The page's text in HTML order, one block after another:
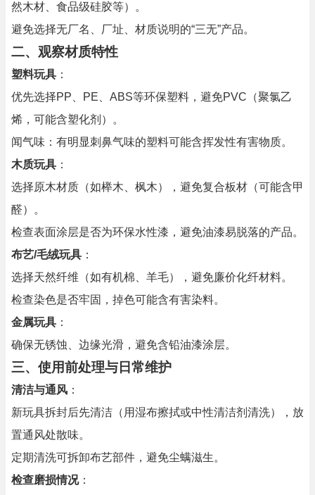
然木材、食品级硅胶等）。
避免选择无厂名、厂址、材质说明的“三无”产品。
二、观察材质特性
塑料玩具 ：
优先选择PP、PE、ABS等环保塑料，避免PVC（聚氯乙
烯，可能含塑化剂）。
闻气味：有明显刺鼻气味的塑料可能含挥发性有害物质。
木质玩具 ：
选择原木材质（如榉木、枫木），避免复合板材（可能含甲
醛）。
检查表面涂层是否为环保水性漆，避免油漆易脱落的产品。
布艺/毛绒玩具 ：
选择天然纤维（如有机棉、羊毛），避免廉价化纤材料。
检查染色是否牢固，掉色可能含有害染料。
金属玩具 ：
确保无锈蚀、边缘光滑，避免含铅油漆涂层。
三、使用前处理与日常维护
清洁与通风 ：
新玩具拆封后先清洁（用湿布擦拭或中性清洁剂清洗），放
置通风处散味。
定期清洗可拆卸布艺部件，避免尘螨滋生。
检查磨损情况：